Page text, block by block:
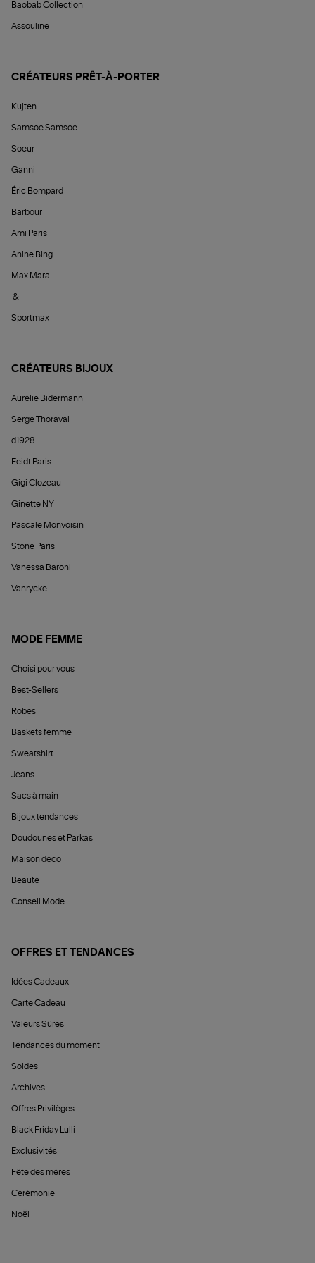
Baobab Collection
Assouline
CRÉATEURS PRÊT-À-PORTER
Kujten
Samsoe Samsoe
Soeur
Ganni
Éric Bompard
Barbour
Ami Paris
Anine Bing
Max Mara
&
Sportmax
CRÉATEURS BIJOUX
Aurélie Bidermann
Serge Thoraval
d1928
Feidt Paris
Gigi Clozeau
Ginette NY
Pascale Monvoisin
Stone Paris
Vanessa Baroni
Vanrycke
MODE FEMME
Choisi pour vous
Best-Sellers
Robes
Baskets femme
Sweatshirt
Jeans
Sacs à main
Bijoux tendances
Doudounes et Parkas
Maison déco
Beauté
Conseil Mode
OFFRES ET TENDANCES
Idées Cadeaux
Carte Cadeau
Valeurs Sûres
Tendances du moment
Soldes
Archives
Offres Privilèges
Black Friday Lulli
Exclusivités
Fête des mères
Cérémonie
Noël